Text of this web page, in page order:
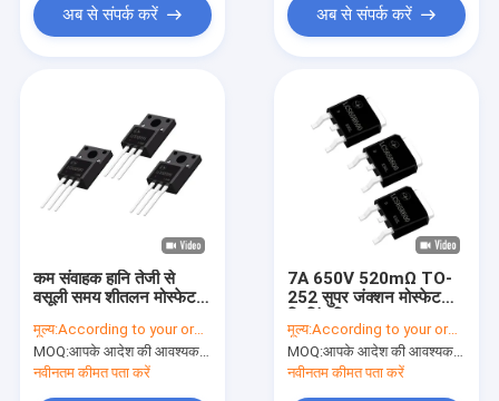
अब से संपर्क करें अब से संपर्क करें
कम संवाहक हानि तेजी से
वसूली समय शीतलन मोस्फेट
मूल्य:According to your order requirement
MOQ:आपके आदेश की आवश्यकता के अनुसार
नवीनतम कीमत पता करें
7A 650V 520mΩ TO-
252 सुपर जंक्शन मोस्फेट
मूल्य:According to your order requirement
MOQ:आपके आदेश की आवश्यकता के अनुसार
नवीनतम कीमत पता करें